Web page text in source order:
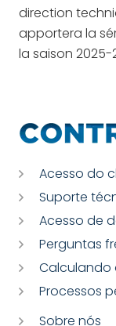
direction
apportera la
la saison 2025-
Acesso do
Suporte
Acesso de
Perguntas
Calculando
Processos
Sobre nós